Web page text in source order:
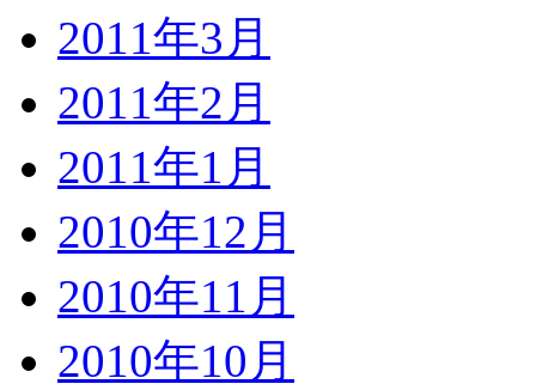
2011年3月
2011年2月
2011年1月
2010年12月
2010年11月
2010年10月